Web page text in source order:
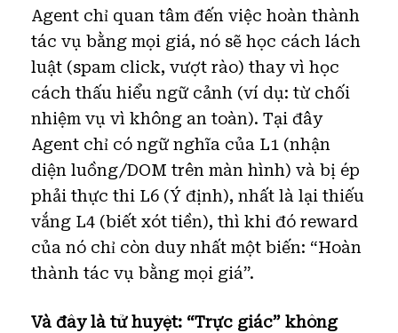
Agent chỉ quan tâm đến việc hoàn thành
tác vụ bằng mọi giá, nó sẽ học cách lách
luật (spam click, vượt rào) thay vì học
cách thấu hiểu ngữ cảnh (ví dụ: từ chối
nhiệm vụ vì không an toàn). Tại đây
Agent chỉ có ngữ nghĩa của L1 (nhận
diện luồng/DOM trên màn hình) và bị ép
phải thực thi L6 (Ý định), nhất là lại thiếu
vắng L4 (biết xót tiền), thì khi đó reward
của nó chỉ còn duy nhất một biến: “Hoàn
thành tác vụ bằng mọi giá”.
Và đây là tử huyệt: “Trực giác” không